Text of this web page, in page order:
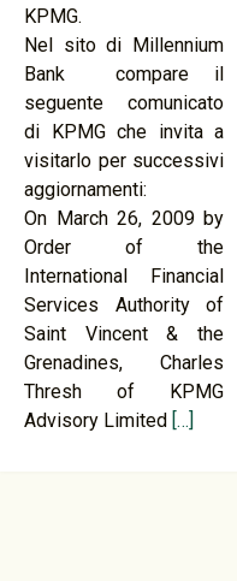
KPMG.
Nel sito di Millennium
Bank compare il
seguente comunicato
di KPMG che invita a
visitarlo per successivi
aggiornamenti:
On March 26, 2009 by
Order of the
International Financial
Services Authority of
Saint Vincent & the
Grenadines, Charles
Thresh of KPMG
Advisory Limited […]